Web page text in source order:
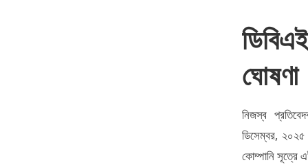
ঘোষণা
নিজস্ব
ডিসেম্বর, ২০২৫
কোম্পানি সূত্রে